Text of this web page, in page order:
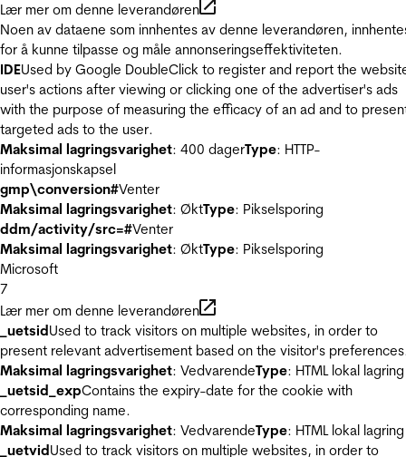
Lær mer om denne leverandøren
Noen av dataene som innhentes av denne leverandøren,
for å kunne tilpasse og måle annonseringseffektiviteten.
IDEUsed by Google DoubleClick to register and report the
user's actions after viewing or clicking one of the advertiser's ads
with the purpose of measuring the efficacy of an ad and to
targeted ads to the user.
Maksimal lagringsvarighet: 400 dagerType: HTTP-
informasjonskapsel
gmp\conversion#Venter
Maksimal lagringsvarighet: ØktType: Pikselsporing
ddm/activity/src=#Venter
Maksimal lagringsvarighet: ØktType: Pikselsporing
Microsoft
7
Lær mer om denne leverandøren
_uetsidUsed to track visitors on multiple websites, in order to
present relevant advertisement based on the visitor's
Maksimal lagringsvarighet: VedvarendeType: HTML lokal lagring
_uetsid_expContains the expiry-date for the cookie with
corresponding name.
Maksimal lagringsvarighet: VedvarendeType: HTML lokal lagring
_uetvidUsed to track visitors on multiple websites, in order to